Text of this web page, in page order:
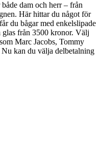
dam och herr – från
Här hittar du något för
du bågar med enkelslipade
glas från 3500 kronor. Välj
Marc Jacobs, Tommy
kan du välja delbetalning